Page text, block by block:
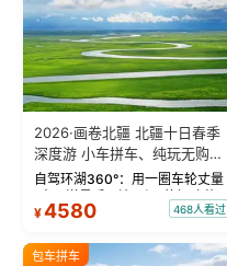
2026·画卷北疆 北疆十日春季
深度游 小车拼车、纯玩无购
物！
自驾环湖360°：用一圈车轮丈量
“大西洋最后一滴眼泪”的极致蔚
蓝。 赛湖旅拍：甄选多款风格服
绝美瞬间。 赛湖坦克300跟车视
¥4580 468人看过
包车拼车